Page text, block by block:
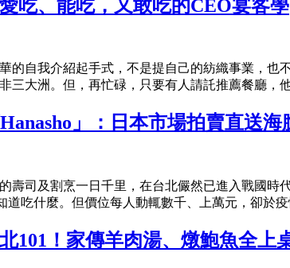
吃、能吃，又敢吃的CEO宴客學
的自我介紹起手式，不是提自己的紡織事業，
三大洲。但，再忙碌，只要有人請託推薦餐廳，
」：日本市場拍賣直送
司及割烹一日千里，在台北儼然已進入戰國時
吃什麼。但價位每人動輒數千、上萬元，卻於
101！家傳羊肉湯、燉鮑魚全上